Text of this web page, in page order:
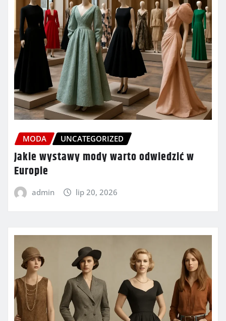
MODA UNCATEGORIZED
Jakie wystawy mody warto odwiedzić w
Europie
admin lip 20, 2026